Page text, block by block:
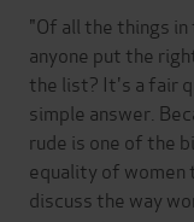
"Of all the things
anyone put the
the list? It's a fair
simple answer.
rude is one of the
equality of women
discuss the way